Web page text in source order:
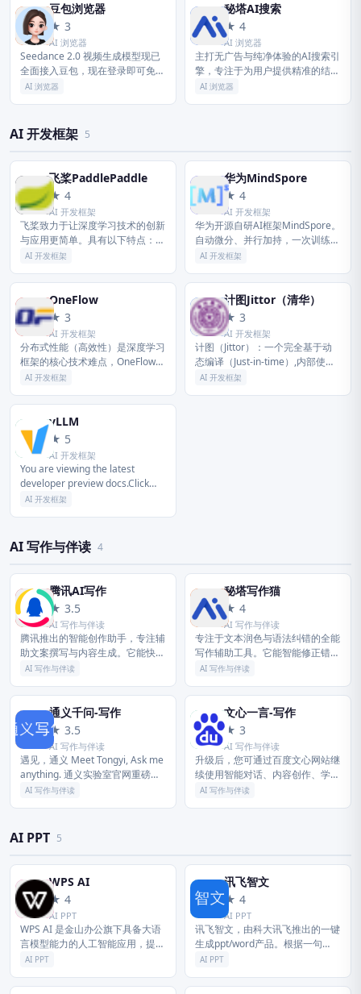
豆
豆包浏览器
★ 3
AI 浏览器
Seedance 2.0 视频生成模型现已
全面接入豆包，现在登录即可免费
使用！豆包 是你的 AI 聊天智能对
AI 浏览器
秘
秘塔AI搜索
★ 4
AI 浏览器
主打无广告与纯净体验的AI搜索引
擎，专注于为用户提供精准的结构
化答案与详尽引用溯源，打造高效
AI 浏览器
AI 开发框架 5
飞
飞桨PaddlePaddle
★ 4
AI 开发框架
飞桨致力于让深度学习技术的创新
与应用更简单。具有以下特点：同
时支持动态图和静态图，兼顾灵活
模型并提供官方支持；真正源于产
业实...
AI 开发框架
华
华为MindSpore
★ 4
AI 开发框架
华为开源自研AI框架MindSpore。
自动微分、并行加持，一次训练，
可多场景部署。支持端边云全场景
用于计算机视觉、自然语言...
AI 开发框架
O
OneFlow
★ 3
AI 开发框架
分布式性能（高效性）是深度学习
框架的核心技术难点，OneFlow围
绕性能提升和异构分布式扩展，秉
和架构，解决了集群层面的内存...
AI 开发框架
计
计图Jittor（清华）
★ 3
AI 开发框架
计图（Jittor）：一个完全基于动
态编译（Just-in-time）,内部使用
创新的元算子和统一计算图的深度
AI 开发框架
v
vLLM
★ 5
AI 开发框架
You are viewing the latest
developer preview docs.Click
hereto view docs for ...
AI 开发框架
AI 写作与伴读 4
腾
腾讯AI写作
★ 3.5
AI 写作与伴读
腾讯推出的智能创作助手，专注辅
助文案撰写与内容生成。它能快速
产出高质量文章、报告及创意文
AI 写作与伴读
秘
秘塔写作猫
★ 4
AI 写作与伴读
专注于文本润色与语法纠错的全能
写作辅助工具。它能智能修正错别
字、优化语句表达并支持多语言翻
AI 写作与伴读
通
通义千问-写作
★ 3.5
AI 写作与伴读
遇见，通义 Meet Tongyi, Ask me
anything. 通义实验室官网重磅升
级，汇聚全系列大模型、最新行业
AI 写作与伴读
文
文心一言-写作
★ 3
AI 写作与伴读
升级后，您可通过百度文心网站继
续使用智能对话、内容创作、学习
办公、信息查询等功能，并体验最
AI 写作与伴读
AI PPT 5
W
WPS AI
★ 4
AI PPT
WPS AI 是金山办公旗下具备大语
言模型能力的人工智能应用，提供
智能文档写作、长文阅读处理与人
有自动生成 PPT、表格分...
AI PPT
讯
讯飞智文
★ 4
AI PPT
讯飞智文，由科大讯飞推出的一键
生成ppt/word产品。根据一句
话、长文本、音视频等指令智能生
化、排版、导出、一键动效、自动
AI PPT